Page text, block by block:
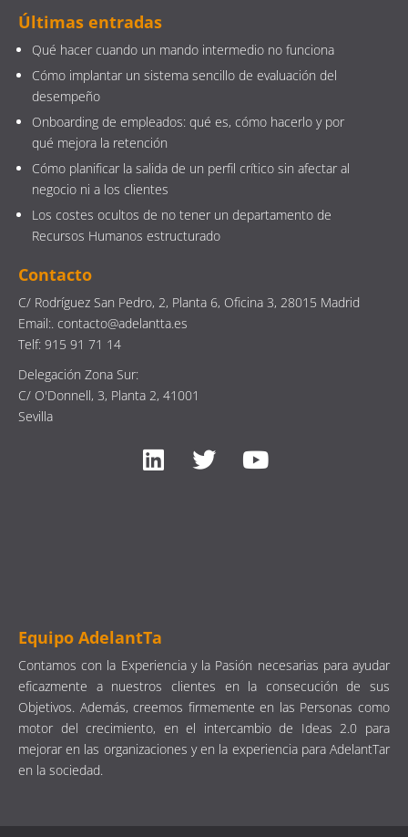
Últimas entradas
Qué hacer cuando un mando intermedio no funciona
Cómo implantar un sistema sencillo de evaluación del
desempeño
Onboarding de empleados: qué es, cómo hacerlo y por
qué mejora la retención
Cómo planificar la salida de un perfil crítico sin afectar al
negocio ni a los clientes
Los costes ocultos de no tener un departamento de
Recursos Humanos estructurado
Contacto
C/ Rodríguez San Pedro, 2, Planta 6, Oficina 3, 28015 Madrid
Email:. contacto@adelantta.es
Telf: 915 91 71 14
Delegación Zona Sur:
C/ O'Donnell, 3, Planta 2, 41001
Sevilla
Equipo AdelantTa
Contamos con la Experiencia y la Pasión necesarias para ayudar
eficazmente a nuestros clientes en la consecución de sus
Objetivos. Además, creemos firmemente en las Personas como
motor del crecimiento, en el intercambio de Ideas 2.0 para
mejorar en las organizaciones y en la experiencia para AdelantTar
en la sociedad.